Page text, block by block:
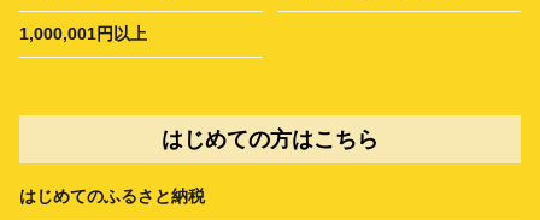
1,000,001円以上
はじめての方はこちら
はじめてのふるさと納税